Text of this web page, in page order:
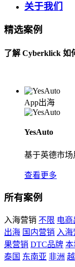
关于我们
精选案例
了解 Cyberklick 如
App出海
YesAuto
基于英德市场
查看更多
所有案例
入海营销 不限 电
出海 国内营销 入
果营销 DTC品牌 本
泰国 东南亚 非洲